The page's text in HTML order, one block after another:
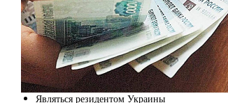
Являться резидентом Украины